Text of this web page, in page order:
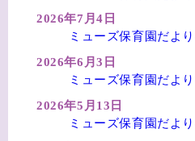
2026年7月4日
ミューズ保育園だよ
2026年6月3日
ミューズ保育園だよ
2026年5月13日
ミューズ保育園だよ